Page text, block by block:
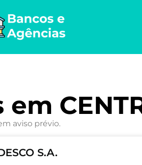
aviso prévio.
S.A.